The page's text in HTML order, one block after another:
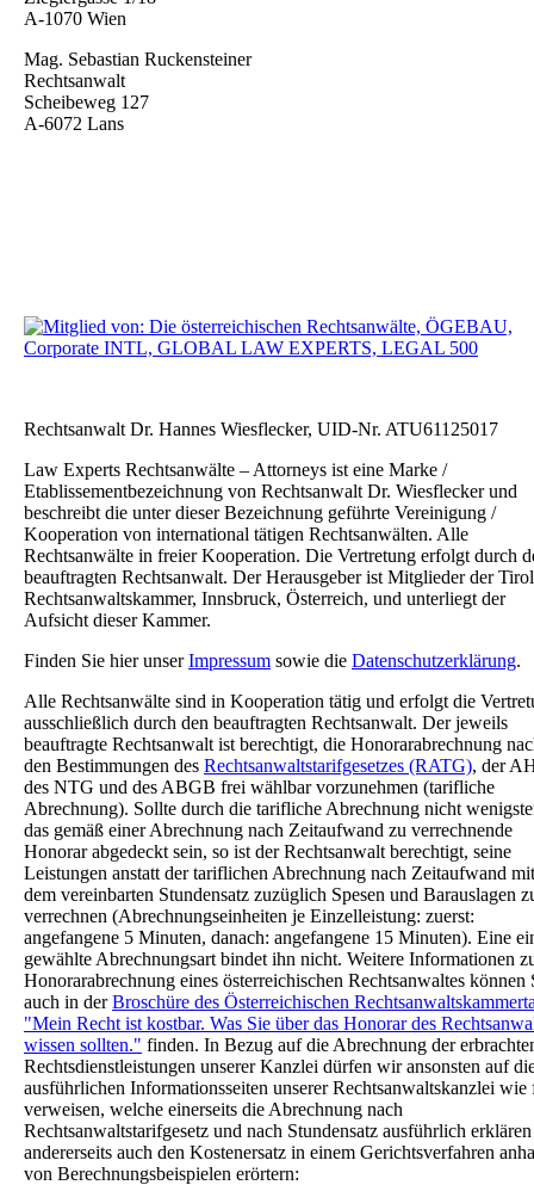
A-1070 Wien
Mag. Sebastian Ruckensteiner
Rechtsanwalt
Scheibeweg 127
A-6072 Lans
Rechtsanwalt Dr. Hannes Wiesflecker, UID-Nr. ATU61125017
Law Experts Rechtsanwälte – Attorneys ist eine Marke /
Etablissementbezeichnung von Rechtsanwalt Dr. Wiesflecker und
beschreibt die unter dieser Bezeichnung geführte Vereinigung /
Kooperation von international tätigen Rechtsanwälten. Alle
Rechtsanwälte in freier Kooperation. Die Vertretung erfolgt durch
beauftragten Rechtsanwalt. Der Herausgeber ist Mitglieder der
Rechtsanwaltskammer, Innsbruck, Österreich, und unterliegt der
Aufsicht dieser Kammer.
Finden Sie hier unserImpressum sowie die Datenschutzerklärung.
Alle Rechtsanwälte sind in Kooperation tätig und erfolgt die
ausschließlich durch den beauftragten Rechtsanwalt. Der jeweils
beauftragte Rechtsanwalt ist berechtigt, die Honorarabrechnung
den Bestimmungen des Rechtsanwaltstarifgesetzes (RATG), der
des NTG und des ABGB frei wählbar vorzunehmen (tarifliche
Abrechnung). Sollte durch die tarifliche Abrechnung nicht
das gemäß einer Abrechnung nach Zeitaufwand zu verrechnende
Honorar abgedeckt sein, so ist der Rechtsanwalt berechtigt, seine
Leistungen anstatt der tariflichen Abrechnung nach Zeitaufwand mit
dem vereinbarten Stundensatz zuzüglich Spesen und Barauslagen
verrechnen (Abrechnungseinheiten je Einzelleistung: zuerst:
angefangene 5 Minuten, danach: angefangene 15 Minuten). Eine
gewählte Abrechnungsart bindet ihn nicht. Weitere Informationen
Honorarabrechnung eines österreichischen Rechtsanwaltes können
auch in derBroschüre des Österreichischen
"Mein Recht ist kostbar. Was Sie über das Honorar des
wissen sollten." finden. In Bezug auf die Abrechnung der
Rechtsdienstleistungen unserer Kanzlei dürfen wir ansonsten auf
ausführlichen Informationsseiten unserer Rechtsanwaltskanzlei wie
verweisen, welche einerseits die Abrechnung nach
Rechtsanwaltstarifgesetz und nach Stundensatz ausführlich
andererseits auch den Kostenersatz in einem Gerichtsverfahren
von Berechnungsbeispielen erörtern: